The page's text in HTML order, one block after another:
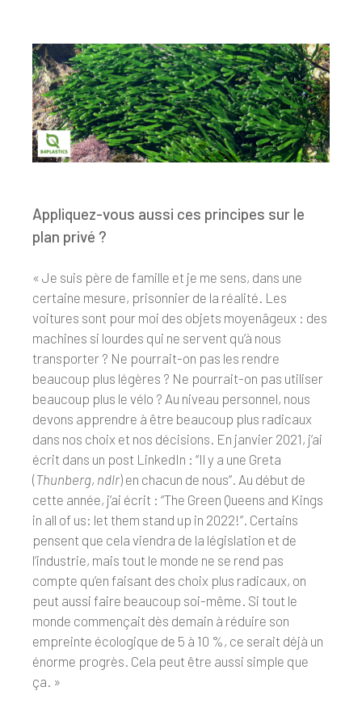
Appliquez-vous aussi ces principes sur le
plan privé ?
« Je suis père de famille et je me sens, dans une
certaine mesure, prisonnier de la réalité. Les
voitures sont pour moi des objets moyenâgeux : des
machines si lourdes qui ne servent qu’à nous
transporter ? Ne pourrait-on pas les rendre
beaucoup plus légères ? Ne pourrait-on pas utiliser
beaucoup plus le vélo ? Au niveau personnel, nous
devons apprendre à être beaucoup plus radicaux
dans nos choix et nos décisions. En janvier 2021, j’ai
écrit dans un post LinkedIn : “Il y a une Greta
(Thunberg, ndlr) en chacun de nous”. Au début de
cette année, j’ai écrit : “The Green Queens and Kings
in all of us: let them stand up in 2022!”. Certains
pensent que cela viendra de la législation et de
l’industrie, mais tout le monde ne se rend pas
compte qu’en faisant des choix plus radicaux, on
peut aussi faire beaucoup soi-même. Si tout le
monde commençait dès demain à réduire son
empreinte écologique de 5 à 10 %, ce serait déjà un
énorme progrès. Cela peut être aussi simple que
ça. »